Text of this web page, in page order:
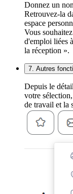
Donnez un
Retrouvez-la
espace
Vous
d'emploi liées
la réception ».
7. Autres
Depuis le
votre
de travail et la